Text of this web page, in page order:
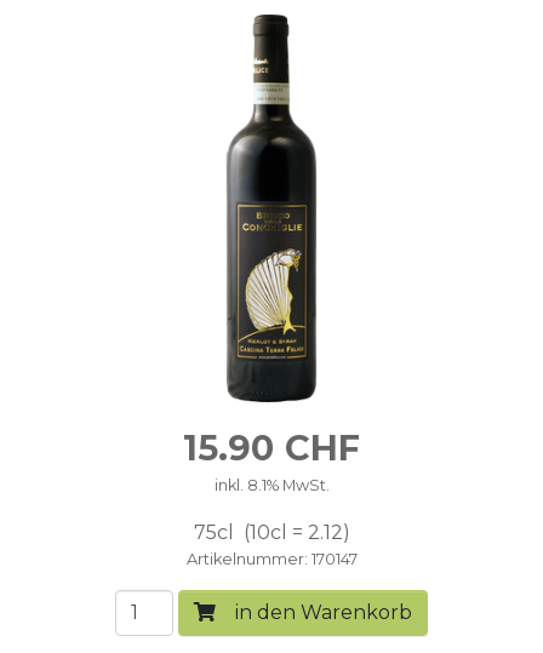
15.90 CHF
inkl. 8.1% MwSt.
75cl 10cl = 2.12
Artikelnummer 170147
in den Warenkorb